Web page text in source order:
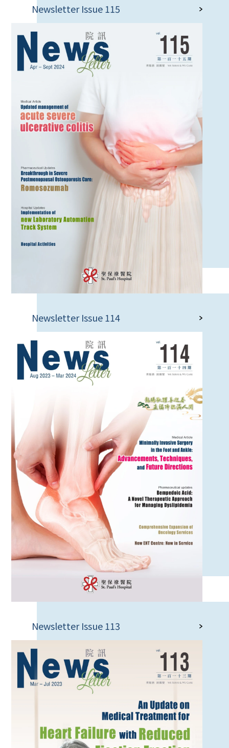
Newsletter Issue 115
Newsletter Issue 114
Newsletter Issue 113